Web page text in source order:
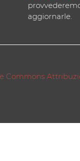
aggiornarle.
Commons